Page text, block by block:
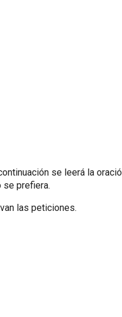
se leerá la
se prefiera.
las peticiones.